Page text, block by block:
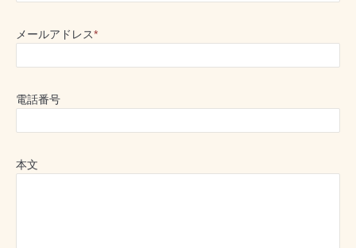
メールアドレス*
電話番号
本文